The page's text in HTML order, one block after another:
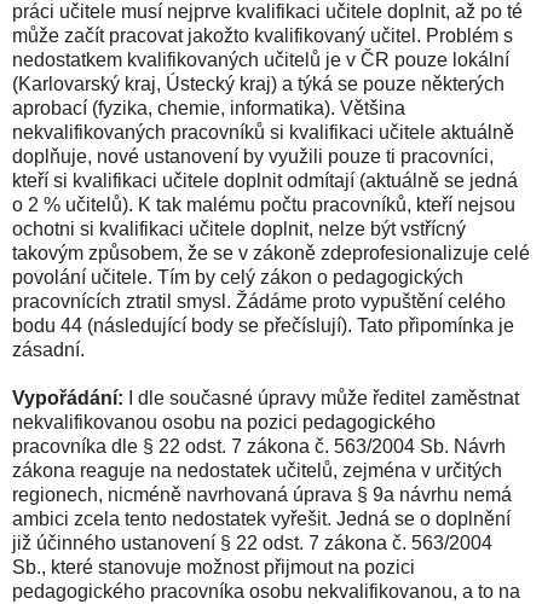
práci učitele musí nejprve kvalifikaci učitele doplnit, až po té
může začít pracovat jakožto kvalifikovaný učitel. Problém s
nedostatkem kvalifikovaných učitelů je v ČR pouze lokální
(Karlovarský kraj, Ústecký kraj) a týká se pouze některých
aprobací (fyzika, chemie, informatika). Většina
nekvalifikovaných pracovníků si kvalifikaci učitele aktuálně
doplňuje, nové ustanovení by využili pouze ti pracovníci,
kteří si kvalifikaci učitele doplnit odmítají (aktuálně se jedná
o 2 % učitelů). K tak malému počtu pracovníků, kteří nejsou
ochotni si kvalifikaci učitele doplnit, nelze být vstřícný
takovým způsobem, že se v zákoně zdeprofesionalizuje celé
povolání učitele. Tím by celý zákon o pedagogických
pracovnících ztratil smysl. Žádáme proto vypuštění celého
bodu 44 (následující body se přečíslují). Tato připomínka je
zásadní.
Vypořádání: I dle současné úpravy může ředitel zaměstnat
nekvalifikovanou osobu na pozici pedagogického
pracovníka dle § 22 odst. 7 zákona č. 563/2004 Sb. Návrh
zákona reaguje na nedostatek učitelů, zejména v určitých
regionech, nicméně navrhovaná úprava § 9a návrhu nemá
ambici zcela tento nedostatek vyřešit. Jedná se o doplnění
již účinného ustanovení § 22 odst. 7 zákona č. 563/2004
Sb., které stanovuje možnost přijmout na pozici
pedagogického pracovníka osobu nekvalifikovanou, a to na